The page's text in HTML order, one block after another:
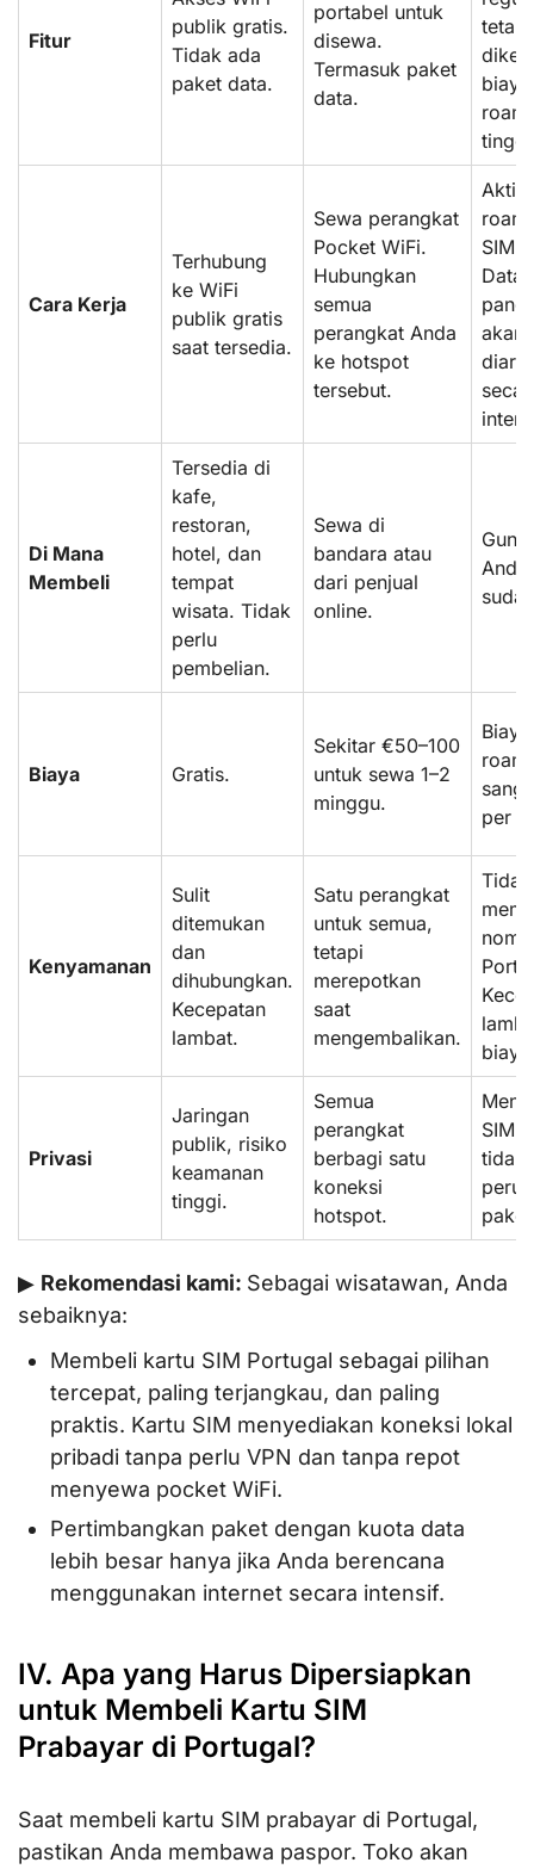
Fitur
publik gratis.
Tidak ada
paket data.
portabel untuk
disewa.
Termasuk paket
data.
biaya
Cara Kerja
Terhubung
ke WiFi
publik gratis
saat tersedia.
Sewa perangkat
Pocket WiFi.
Hubungkan
semua
perangkat Anda
ke hotspot
tersebut.
SIM
Data
akan
Di Mana
Membeli
Tersedia di
kafe,
restoran,
hotel, dan
tempat
wisata. Tidak
perlu
pembelian.
Sewa di
bandara atau
dari penjual
online.
Biaya Gratis.
Sekitar €50–100
untuk sewa 1–2
minggu.
Biaya
per
Kenyamanan
Sulit
ditemukan
dan
dihubungkan.
Kecepatan
lambat.
Satu perangkat
untuk semua,
tetapi
merepotkan
saat
mengembalikan.
Tidak
Privasi
Jaringan
publik, risiko
keamanan
tinggi.
Semua
perangkat
berbagi satu
koneksi
hotspot.
SIM
tidak
▶ Rekomendasi kami: Sebagai wisatawan, Anda
sebaiknya:
Membeli kartu SIM Portugal sebagai pilihan
tercepat, paling terjangkau, dan paling
praktis. Kartu SIM menyediakan koneksi lokal
pribadi tanpa perlu VPN dan tanpa repot
menyewa pocket WiFi.
Pertimbangkan paket dengan kuota data
lebih besar hanya jika Anda berencana
menggunakan internet secara intensif.
IV. Apa yang Harus Dipersiapkan
untuk Membeli Kartu SIM
Prabayar di Portugal?
Saat membeli kartu SIM prabayar di Portugal,
pastikan Anda membawa paspor. Toko akan